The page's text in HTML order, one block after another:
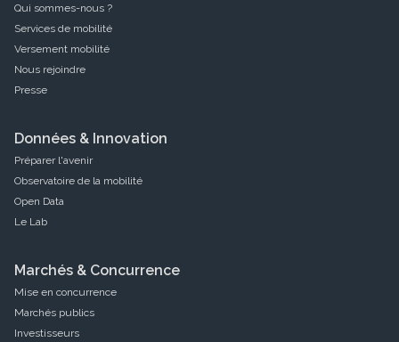
Qui sommes-nous ?
Services de mobilité
Versement mobilité
Nous rejoindre
Presse
Données & Innovation
Préparer l'avenir
Observatoire de la mobilité
Open Data
Le Lab
Marchés & Concurrence
Mise en concurrence
Marchés publics
Investisseurs